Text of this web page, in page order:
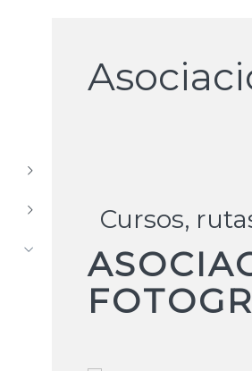
Cursos,